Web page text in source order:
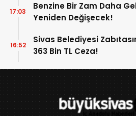
Benzine Bir Zam Daha
Yeniden Değişecek!
17:03
Sivas Belediyesi
363 Bin TL Ceza!
16:52